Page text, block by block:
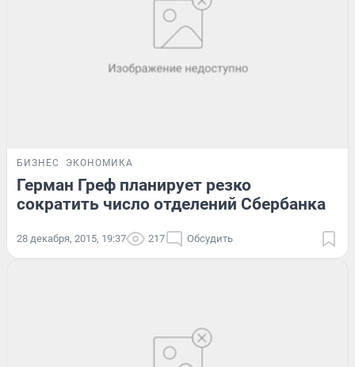
БИЗНЕС ЭКОНОМИКА
Герман Греф планирует резко
сократить число отделений Сбербанка
28 декабря, 2015, 19:37 217 Обсудить